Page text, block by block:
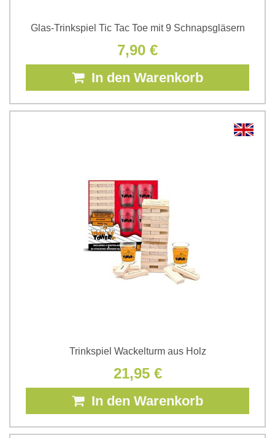
Glas-Trinkspiel Tic Tac Toe mit 9 Schnapsgläsern
7,90 €
In den Warenkorb
Trinkspiel Wackelturm aus Holz
21,95 €
In den Warenkorb